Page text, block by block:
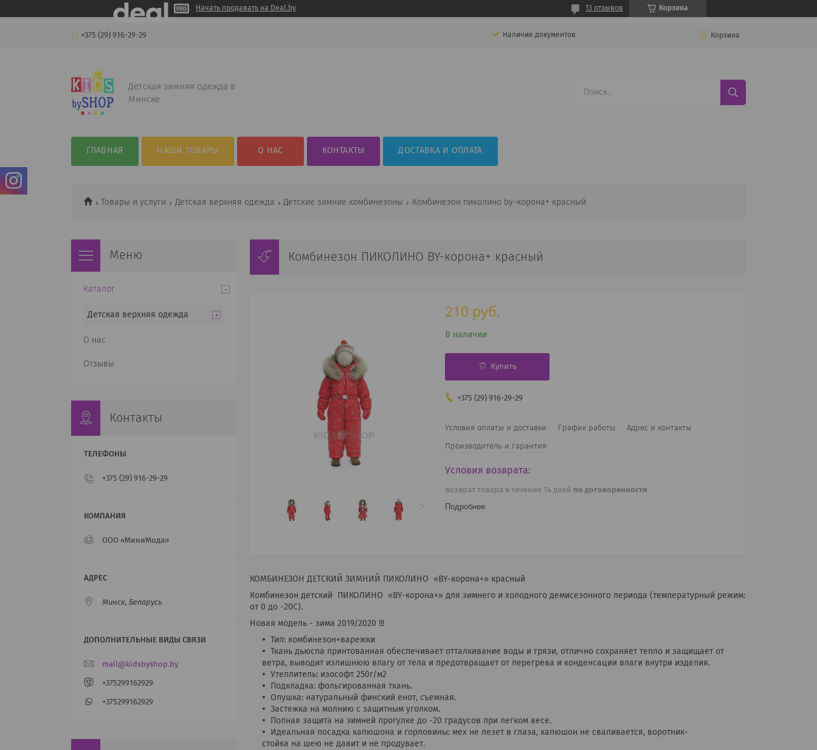
Начать продавать на Deal.by Корзина
13 отзывов
+375 (29) 916-29-29 Наличие документов Корзина
Детская зимняя одежда в
Минске
ГЛАВНАЯ НАШИ ТОВАРЫ О НАС КОНТАКТЫ ДОСТАВКА И ОПЛАТА
Товары и услуги Детская верхняя одежда Детские зимние комбинезоны Комбинезон пиколино by-корона+ красный
Комбинезон ПИКОЛИНО BY-корона+ красный
210 руб.
В наличии
Купить
+375 (29) 916-29-29
Условия оплаты и доставки График работы Адрес и контакты
Производитель и гарантия
возврат товара в течение 14 дней по договоренности
Подробнее
КОМБИНЕЗОН ДЕТСКИЙ ЗИМНИЙ ПИКОЛИНО «BY-корона+» красный
Комбинезон детский ПИКОЛИНО «BY-корона+» для зимнего и холодного демисезонного периода (температурный режим:
от 0 до -20C).
Новая модель - зима 2019/2020 !!!
Тип: комбинезон+варежки
Ткань дьюспа принтованная обеспечивает отталкивание воды и грязи, отлично сохраняет тепло и защищает от
ветра, выводит излишнюю влагу от тела и предотвращает от перегрева и конденсации влаги внутри изделия.
Утеплитель: изософт 250г/м2
Подкладка: фольгированная ткань.
Опушка: натуральный финский енот, съемная.
Застежка на молнию с защитным уголком.
Полная защита на зимней прогулке до -20 градусов при легком весе.
Идеальная посадка капюшона и горловины: мех не лезет в глаза, капюшон не сваливается, воротник-
стойка на шею не давит и не продувает.
Каталог
Детская верхняя одежда
О нас
Отзывы
Контакты
+375 (29) 916-29-29
ООО «МиниМода»
Минск, Беларусь
mail@kidsbyshop.by
+375299162929
+375299162929